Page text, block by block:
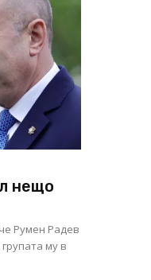
нещо
Румен Радев
му в